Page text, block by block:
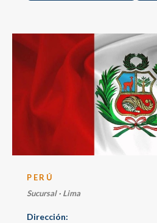
PERÚ
Sucursal · Lima
Dirección: